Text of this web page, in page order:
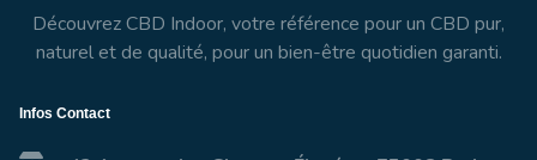
Découvrez CBD Indoor, votre référence pour un CBD pur,
naturel et de qualité, pour un bien-être quotidien garanti.
Infos Contact